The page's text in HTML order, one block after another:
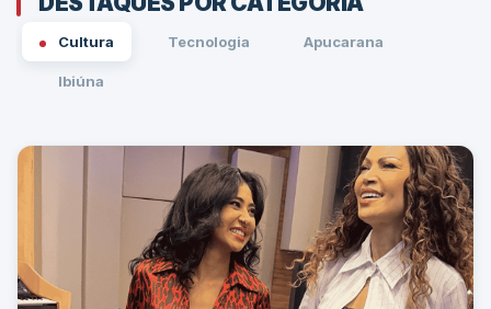
Cultura Tecnologia Apucarana
Ibiúna